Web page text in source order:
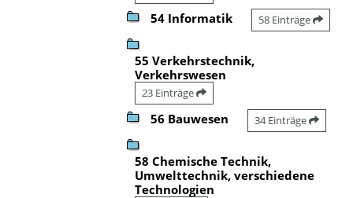
54 Informatik 58 Einträge
55 Verkehrstechnik,
Verkehrswesen
23 Einträge
56 Bauwesen 34 Einträge
58 Chemische Technik,
Umwelttechnik, verschiedene
Technologien